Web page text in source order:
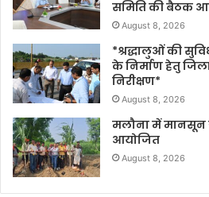
समिति की बैठक
August 8, 2026
*श्रद्धालुओं की
के निर्माण हेतु
निरीक्षण*
August 8, 2026
मलौना में मानसून
आयोजित
August 8, 2026